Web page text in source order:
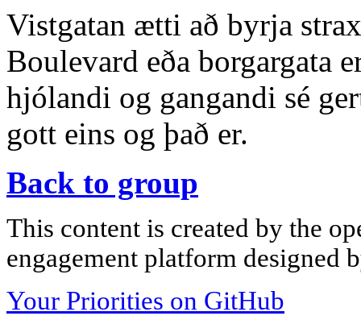
Vistgatan ætti að byrja
Boulevard eða borgargata
hjólandi og gangandi sé
gott eins og það er.
Back to group
This content is created by the
engagement platform designed
Your Priorities on GitHub